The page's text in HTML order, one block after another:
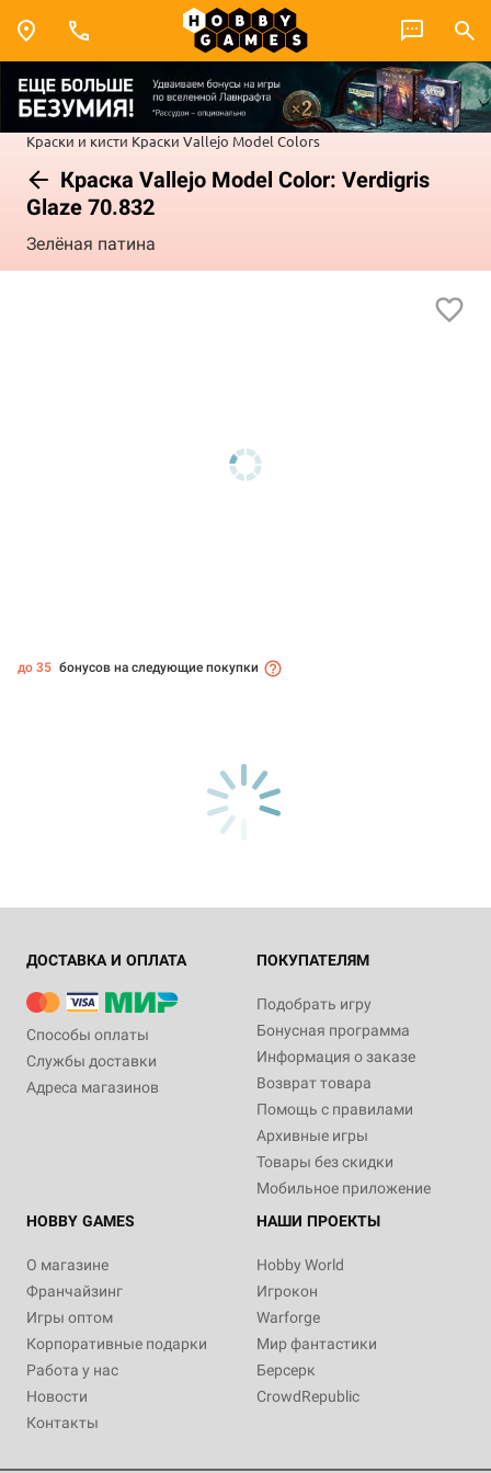
Краски и кисти Краски Vallejo Model Colors
Краска Vallejo Model Color: Verdigris
Glaze 70.832
Зелёная патина
до 35 бонусов на следующие покупки
ДОСТАВКА И ОПЛАТА
Способы оплаты
Службы доставки
Адреса магазинов
ПОКУПАТЕЛЯМ
Подобрать игру
Бонусная программа
Информация о заказе
Возврат товара
Помощь с правилами
Архивные игры
Товары без скидки
Мобильное приложение
HOBBY GAMES
О магазине
Франчайзинг
Игры оптом
Корпоративные подарки
Работа у нас
Новости
Контакты
НАШИ ПРОЕКТЫ
Hobby World
Игрокон
Warforge
Мир фантастики
Берсерк
CrowdRepublic